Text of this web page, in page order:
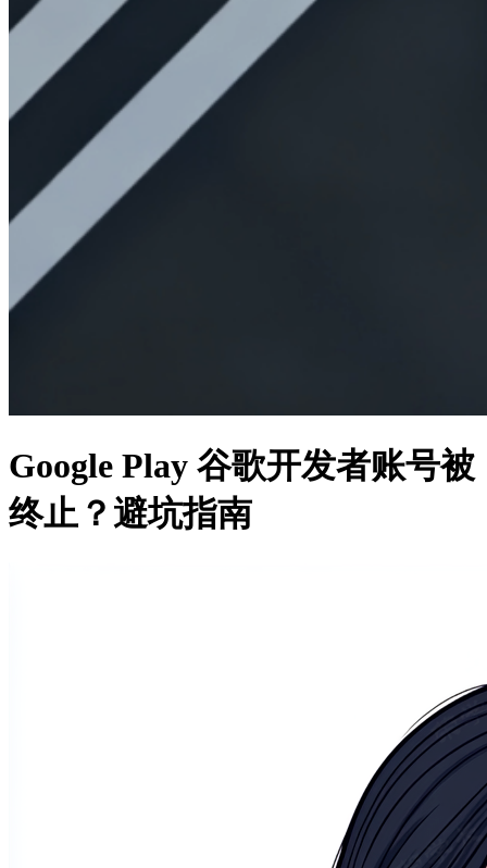
Google Play 谷歌开发者账号被
终止？避坑指南